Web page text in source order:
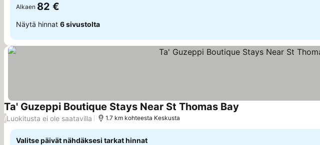
Alkaen 82 €
Näytä hinnat 6 sivustolta
Ta' Guzeppi Boutique Stays Near St Thomas Bay
/Luokitusta ei ole saatavilla 1.7 km kohteesta Keskusta
Valitse päivät nähdäksesi tarkat hinnat